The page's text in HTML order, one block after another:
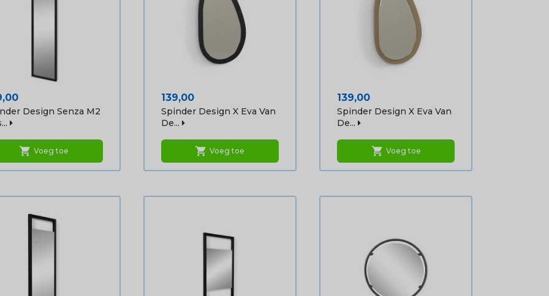
Design Senza M2
shopping_cart Voeg toe
Prijs
139,00
Spinder Design X Eva Van
De...
shopping_cart Voeg toe
Prijs
139,00
Spinder Design X Eva Van
De...
shopping_cart Voeg toe